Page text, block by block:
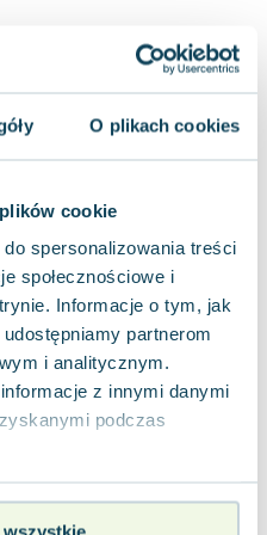
O plikach cookies
cookie
spersonalizowania treści
społecznościowe i
Informacje o tym, jak
partnerom
i analitycznym.
z innymi danymi
podczas
wszystkie